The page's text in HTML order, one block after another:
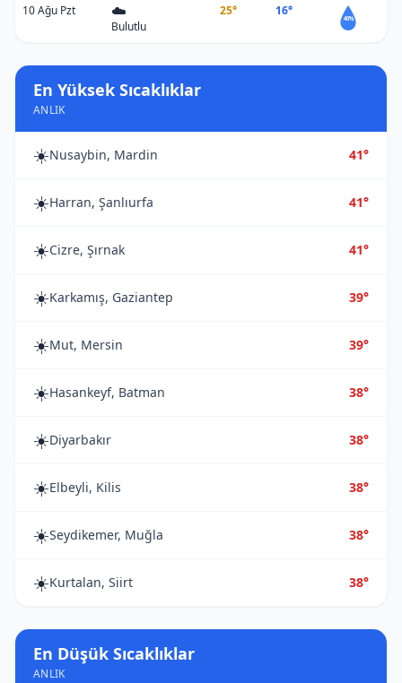
10 Ağu Pzt ☁️
Bulutlu
25° 16°
40%
En Yüksek Sıcaklıklar
ANLIK
☀️Nusaybin, Mardin 41°
☀️Harran, Şanlıurfa 41°
☀️Cizre, Şırnak 41°
☀️Karkamış, Gaziantep 39°
☀️Mut, Mersin 39°
☀️Hasankeyf, Batman 38°
☀️Diyarbakır 38°
☀️Elbeyli, Kilis 38°
☀️Seydikemer, Muğla 38°
☀️Kurtalan, Siirt 38°
En Düşük Sıcaklıklar
ANLIK